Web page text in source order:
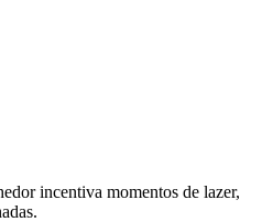
incentiva momentos de lazer,